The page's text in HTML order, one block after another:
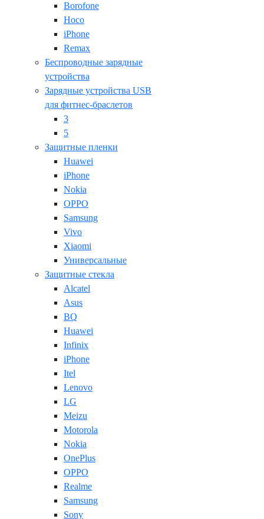
Borofone
Hoco
iPhone
Remax
Беспроводные зарядные
устройства
Зарядные устройства USB
для фитнес-браслетов
3
5
Защитные пленки
Huawei
iPhone
Nokia
OPPO
Samsung
Vivo
Xiaomi
Универсальные
Защитные стекла
Alcatel
Asus
BQ
Huawei
Infinix
iPhone
Itel
Lenovo
LG
Meizu
Motorola
Nokia
OnePlus
OPPO
Realme
Samsung
Sony